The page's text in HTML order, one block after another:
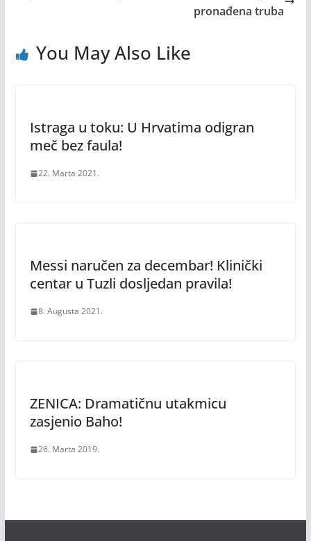
pronađena truba
You May Also Like
Istraga u toku: U Hrvatima odigran
meč bez faula!
22. Marta 2021.
Messi naručen za decembar! Klinički
centar u Tuzli dosljedan pravila!
8. Augusta 2021.
ZENICA: Dramatičnu utakmicu
zasjenio Baho!
26. Marta 2019.